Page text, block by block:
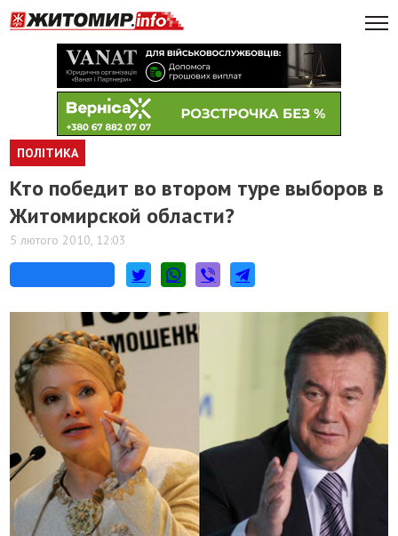
ПОЛІТИКА
Кто победит во втором туре выборов в
Житомирской области?
5 лютого 2010, 12:03